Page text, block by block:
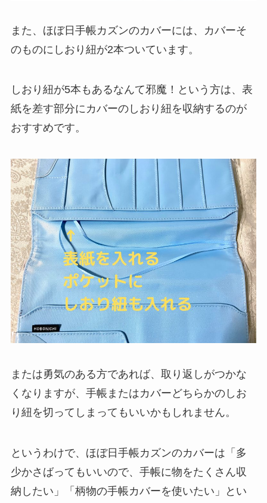
また、ほぼ日手帳カズンのカバーには、カバーそ
のものにしおり紐が2本ついています。
しおり紐が5本もあるなんて邪魔！という方は、表
紙を差す部分にカバーのしおり紐を収納するのが
おすすめです。
または勇気のある方であれば、取り返しがつかな
くなりますが、手帳またはカバーどちらかのしお
り紐を切ってしまってもいいかもしれません。
というわけで、ほぼ日手帳カズンのカバーは「多
少かさばってもいいので、手帳に物をたくさん収
納したい」「柄物の手帳カバーを使いたい」とい